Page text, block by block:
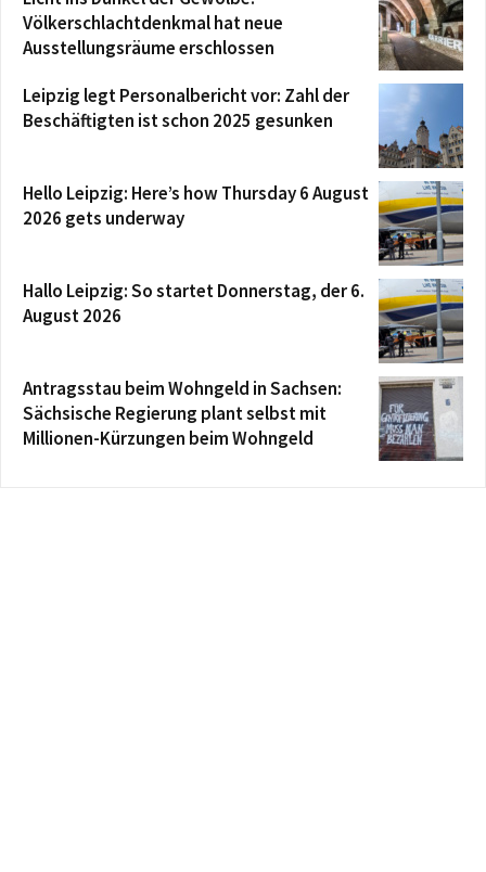
Völkerschlachtdenkmal hat neue
Ausstellungsräume erschlossen
Leipzig legt Personalbericht vor: Zahl der
Beschäftigten ist schon 2025 gesunken
Hello Leipzig: Here’s how Thursday 6 August
2026 gets underway
Hallo Leipzig: So startet Donnerstag, der 6.
August 2026
Antragsstau beim Wohngeld in Sachsen:
Sächsische Regierung plant selbst mit
Millionen-Kürzungen beim Wohngeld